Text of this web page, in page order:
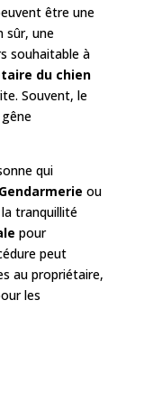
être une
sûr, une
souhaitable à
du chien
Souvent, le
qui
Gendarmerie ou
tranquillité
pour
peut
au propriétaire,
les